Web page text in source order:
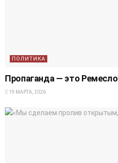
ПОЛИТИКА
Пропаганда — это Ремесло
19 МАРТА, 2026